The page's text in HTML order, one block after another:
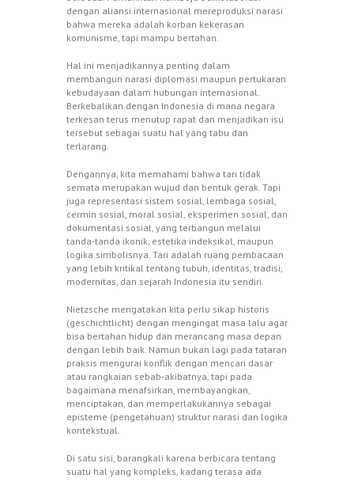
dengan aliansi internasional mereproduksi narasi
bahwa mereka adalah korban kekerasan
komunisme, tapi mampu bertahan.
Hal ini menjadikannya penting dalam
membangun narasi diplomasi maupun pertukaran
kebudayaan dalam hubungan internasional.
Berkebalikan dengan Indonesia di mana negara
terkesan terus menutup rapat dan menjadikan isu
tersebut sebagai suatu hal yang tabu dan
terlarang.
Dengannya, kita memahami bahwa tari tidak
semata merupakan wujud dan bentuk gerak. Tapi
juga representasi sistem sosial, lembaga sosial,
cermin sosial, moral sosial, eksperimen sosial, dan
dokumentasi sosial, yang terbangun melalui
tanda-tanda ikonik, estetika indeksikal, maupun
logika simbolisnya. Tari adalah ruang pembacaan
yang lebih kritikal tentang tubuh, identitas, tradisi,
modernitas, dan sejarah Indonesia itu sendiri.
Nietzsche mengatakan kita perlu sikap historis
(geschichtlicht) dengan mengingat masa lalu agar
bisa bertahan hidup dan merancang masa depan
dengan lebih baik. Namun bukan lagi pada tataran
praksis mengurai konflik dengan mencari dasar
atau rangkaian sebab-akibatnya, tapi pada
bagaimana menafsirkan, membayangkan,
menciptakan, dan memperlakukannya sebagai
episteme (pengetahuan) struktur narasi dan logika
kontekstual.
Di satu sisi, barangkali karena berbicara tentang
suatu hal yang kompleks, kadang terasa ada